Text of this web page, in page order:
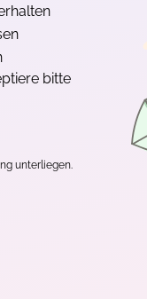
bitte
unterliegen.